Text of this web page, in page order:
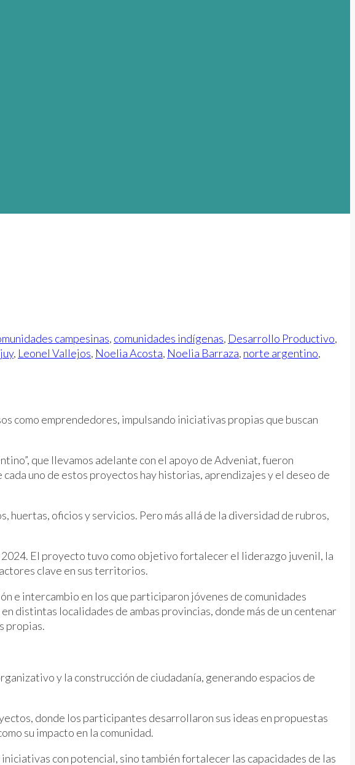
campesinas, comunidades indígenas, Desarrollo Productivo,
, Leonel Vallejos, Noelia Acosta, Noelia Barraza, norte argentino,
como emprendedores, impulsando iniciativas propias que buscan
que llevamos adelante con el apoyo de Adveniat, fueron
uno de estos proyectos hay historias, aprendizajes y el deseo de
huertas, oficios y servicios. Pero más allá de la diversidad de rubros,
El proyecto tuvo como objetivo fortalecer el liderazgo juvenil, la
clave en sus territorios.
e intercambio en los que participaron jóvenes de comunidades
distintas localidades de ambas provincias, donde más de un centenar
propias.
y la construcción de ciudadanía, generando espacios de
donde los participantes desarrollaron sus ideas en propuestas
su impacto en la comunidad.
con potencial, sino también fortalecer las capacidades de las